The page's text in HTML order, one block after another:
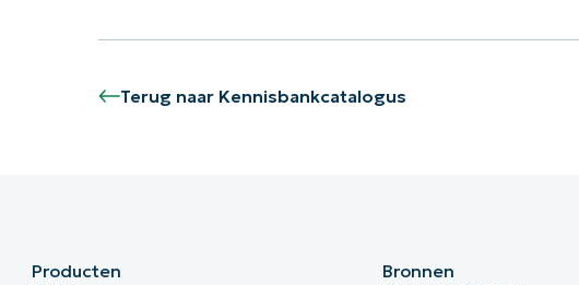
Terug naar Kennisbankcatalogus
Producten
Bronnen